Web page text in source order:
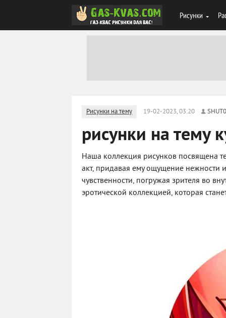
Рисунки
Рисунки на тему 19-02-2023, 03:20 SHUT0
рисунки на тему
Наша коллекция рисунков посвящена
акт, придавая ему ощущение нежности
чувственности, погружая зрителя во
эротической коллекцией, которая